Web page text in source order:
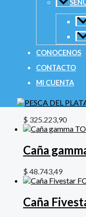
CONOCENOS
CONTACTO
MI CUENTA
Correo electrónico*
Productos
Caña
$ 325.223,90
Caña
$ 48.743,49
Caña